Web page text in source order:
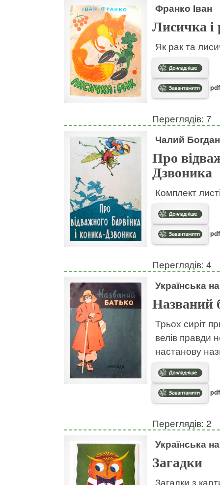
Франко Іван
Лисичка і
Як рак та
Переглядів: 7
Чалий
Про
Дзвоника
Комплект
Переглядів: 4
Українська
Названий
Трьох сиріт
велів правди
настанову
Переглядів: 2
Українська
Загадки
Загадки з